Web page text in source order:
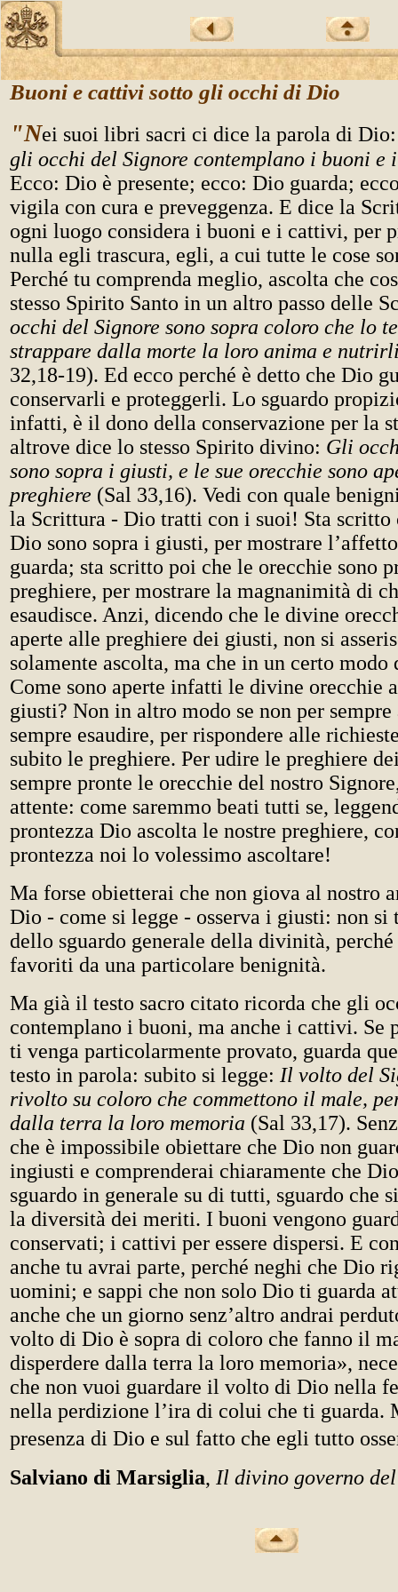
Buoni e cattivi sotto gli occhi di Dio
"Nei suoi libri sacri ci dice la parola di
gli occhi del Signore contemplano i buoni e
Ecco: Dio è presente; ecco: Dio guarda;
vigila con cura e preveggenza. E dice la
ogni luogo considera i buoni e i cattivi, per
nulla egli trascura, egli, a cui tutte le cose
Perché tu comprenda meglio, ascolta che
stesso Spirito Santo in un altro passo delle
occhi del Signore sono sopra coloro che lo
strappare dalla morte la loro anima e
32,18-19). Ed ecco perché è detto che Dio
conservarli e proteggerli. Lo sguardo
infatti, è il dono della conservazione per la
altrove dice lo stesso Spirito divino: Gli
sono sopra i giusti, e le sue orecchie sono
preghiere (Sal 33,16). Vedi con quale
la Scrittura - Dio tratti con i suoi! Sta
Dio sono sopra i giusti, per mostrare
guarda; sta scritto poi che le orecchie sono
preghiere, per mostrare la magnanimità di
esaudisce. Anzi, dicendo che le divine
aperte alle preghiere dei giusti, non si
solamente ascolta, ma che in un certo modo
Come sono aperte infatti le divine orecchie
giusti? Non in altro modo se non per sempre
sempre esaudire, per rispondere alle
subito le preghiere. Per udire le preghiere
sempre pronte le orecchie del nostro
attente: come saremmo beati tutti se,
prontezza Dio ascolta le nostre preghiere,
prontezza noi lo volessimo ascoltare!
Ma forse obietterai che non giova al nostro
Dio - come si legge - osserva i giusti: non
dello sguardo generale della divinità,
favoriti da una particolare benignità.
Ma già il testo sacro citato ricorda che gli
contemplano i buoni, ma anche i cattivi. Se
ti venga particolarmente provato, guarda
testo in parola: subito si legge: Il volto del
rivolto su coloro che commettono il male,
dalla terra la loro memoria (Sal 33,17).
che è impossibile obiettare che Dio non
ingiusti e comprenderai chiaramente che
sguardo in generale su di tutti, sguardo che
la diversità dei meriti. I buoni vengono
conservati; i cattivi per essere dispersi. E
anche tu avrai parte, perché neghi che Dio
uomini; e sappi che non solo Dio ti guarda
anche che un giorno senz’altro andrai
volto di Dio è sopra di coloro che fanno il
disperdere dalla terra la loro memoria»,
che non vuoi guardare il volto di Dio nella
nella perdizione l’ira di colui che ti guarda.
presenza di Dio e sul fatto che egli tutto
Salviano di Marsiglia, Il divino governo